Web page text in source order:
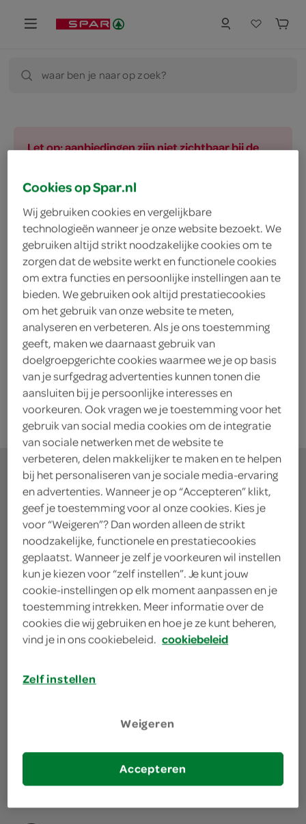
waar ben je naar op zoek?
Let op: aanbiedingen zijn niet zichtbaar bij de
verwerkt in de winkelmand.
vegetarisch biologisch
filter (2)
Chovi allioli 180 ml
180 Milliliter
2.25 kies je SPAR
waar doe jij je
boodschappen?
Je bestelt de boodschappen bij de lokale SPAR in
jouw buurt. Het assortiment varieert per SPAR
winkel, daarom willen we graag weten waar jij je
boodschappen doet.
kies je winkel
Cookies op Spar.nl
Wij gebruiken cookies en vergelijkbare
technologieën wanneer je onze website bezoekt. We
gebruiken altijd strikt noodzakelijke cookies om te
zorgen dat de website werkt en functionele cookies
om extra functies en persoonlijke instellingen aan te
bieden. We gebruiken ook altijd prestatiecookies
om het gebruik van onze website te meten,
analyseren en verbeteren. Als je ons toestemming
geeft, maken we daarnaast gebruik van
doelgroepgerichte cookies waarmee we je op basis
van je surfgedrag advertenties kunnen tonen die
aansluiten bij je persoonlijke interesses en
voorkeuren. Ook vragen we je toestemming voor het
gebruik van social media cookies om de integratie
van sociale netwerken met de website te
verbeteren, delen makkelijker te maken en te helpen
bij het personaliseren van je sociale media-ervaring
en advertenties. Wanneer je op “Accepteren” klikt,
geef je toestemming voor al onze cookies. Kies je
voor “Weigeren”? Dan worden alleen de strikt
noodzakelijke, functionele en prestatiecookies
geplaatst. Wanneer je zelf je voorkeuren wil instellen
kun je kiezen voor “zelf instellen”. Je kunt jouw
cookie-instellingen op elk moment aanpassen en je
toestemming intrekken. Meer informatie over de
cookies die wij gebruiken en hoe je ze kunt beheren,
vind je in ons cookiebeleid. cookiebeleid
Zelf instellen
Weigeren
Accepteren